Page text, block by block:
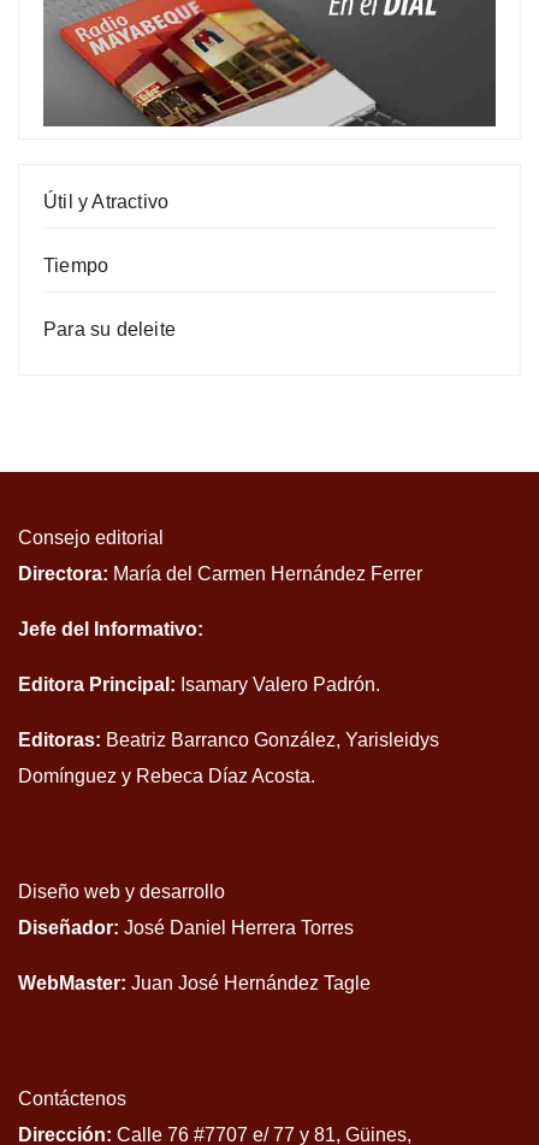
Útil y Atractivo
Tiempo
Para su deleite
Consejo editorial
Directora: María del Carmen Hernández Ferrer
Jefe del Informativo:
Editora Principal: Isamary Valero Padrón.
Editoras: Beatriz Barranco González, Yarisleidys
Domínguez y Rebeca Díaz Acosta.
Diseño web y desarrollo
Diseñador: José Daniel Herrera Torres
WebMaster: Juan José Hernández Tagle
Contáctenos
Dirección: Calle 76 #7707 e/ 77 y 81, Güines,